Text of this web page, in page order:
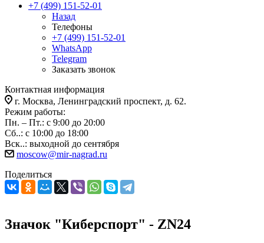
+7 (499) 151-52-01
Назад
Телефоны
+7 (499) 151-52-01
WhatsApp
Telegram
Заказать звонок
Контактная информация
г. Москва, Ленинградский проспект, д. 62.
Режим работы:
Пн. – Пт.: с 9:00 до 20:00
Сб..: с 10:00 до 18:00
Вск..: выходной до сентября
moscow@mir-nagrad.ru
Поделиться
Значок "Киберспорт" - ZN24